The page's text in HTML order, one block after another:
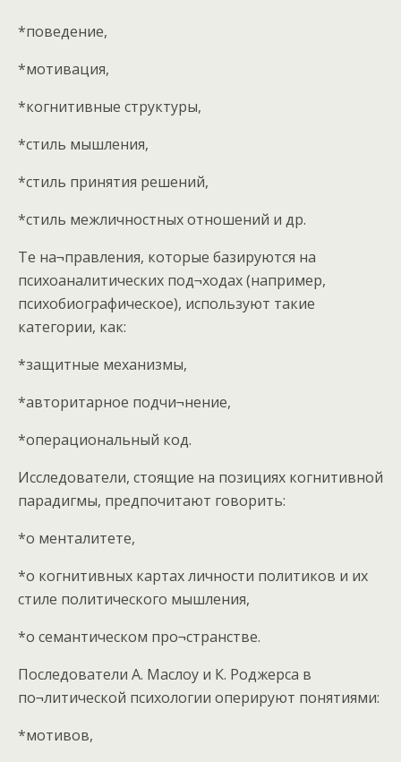
*поведение,
*мотивация,
*когнитивные структуры,
*стиль мышления,
*стиль принятия решений,
*стиль межличностных отношений и др.
Те на¬правления, которые базируются на
психоаналитических под¬ходах (например,
психобиографическое), используют такие
категории, как:
*защитные механизмы,
*авторитарное подчи¬нение,
*операциональный код.
Исследователи, стоящие на позициях когнитивной
парадигмы, предпочитают говорить:
*о менталитете,
*о когнитивных картах личности политиков и их
стиле политического мышления,
*о семантическом про¬странстве.
Последователи А. Маслоу и К. Роджерса в
по¬литической психологии оперируют понятиями:
*мотивов,